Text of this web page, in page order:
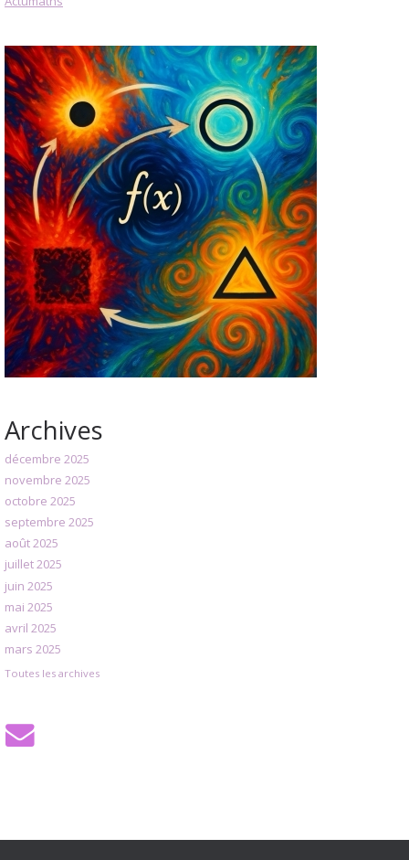
Archives
décembre 2025
novembre 2025
octobre 2025
septembre 2025
août 2025
juillet 2025
juin 2025
mai 2025
avril 2025
mars 2025
Toutes les archives